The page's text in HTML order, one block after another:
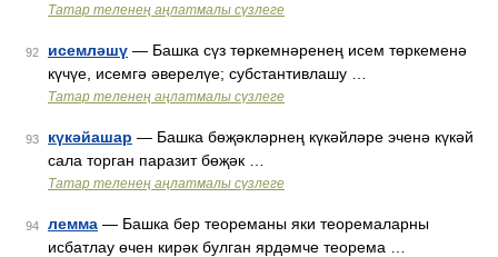
Татар теленең аңлатмалы сүзлеге
92 исемләшү — Башка сүз төркемнәренең исем төркеменә
күчүе, исемгә әверелүе; субстантивлашу …
Татар теленең аңлатмалы сүзлеге
93 күкәйашар — Башка бөҗәкләрнең күкәйләре эченә күкәй
сала торган паразит бөҗәк …
Татар теленең аңлатмалы сүзлеге
94 лемма — Башка бер теореманы яки теоремаларны
исбатлау өчен кирәк булган ярдәмче теорема …